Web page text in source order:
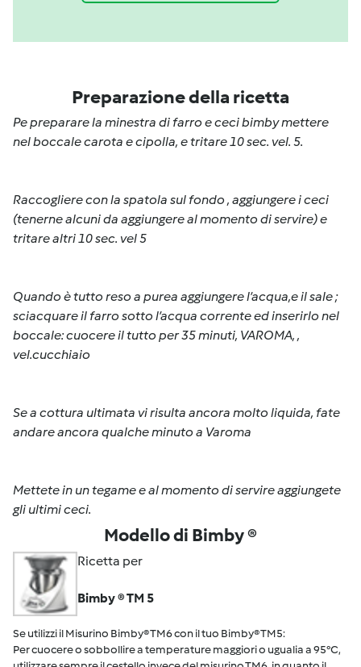
Preparazione della ricetta
Pe preparare la minestra di farro e ceci bimby mettere
nel boccale carota e cipolla, e tritare 10 sec. vel. 5.
Raccogliere con la spatola sul fondo , aggiungere i ceci
(tenerne alcuni da aggiungere al momento di servire) e
tritare altri 10 sec. vel 5
Quando è tutto reso a purea aggiungere l’acqua,e il sale ;
sciacquare il farro sotto l’acqua corrente ed inserirlo nel
boccale: cuocere il tutto per 35 minuti, VAROMA, ,
vel.cucchiaio
Se a cottura ultimata vi risulta ancora molto liquida, fate
andare ancora qualche minuto a Varoma
Mettete in un tegame e al momento di servire aggiungete
gli ultimi ceci.
Modello di Bimby ®
Ricetta per
Bimby ® TM 5
Se utilizzi il Misurino Bimby® TM6 con il tuo Bimby® TM5:
Per cuocere o sobbollire a temperature maggiori o ugualia a 95°C,